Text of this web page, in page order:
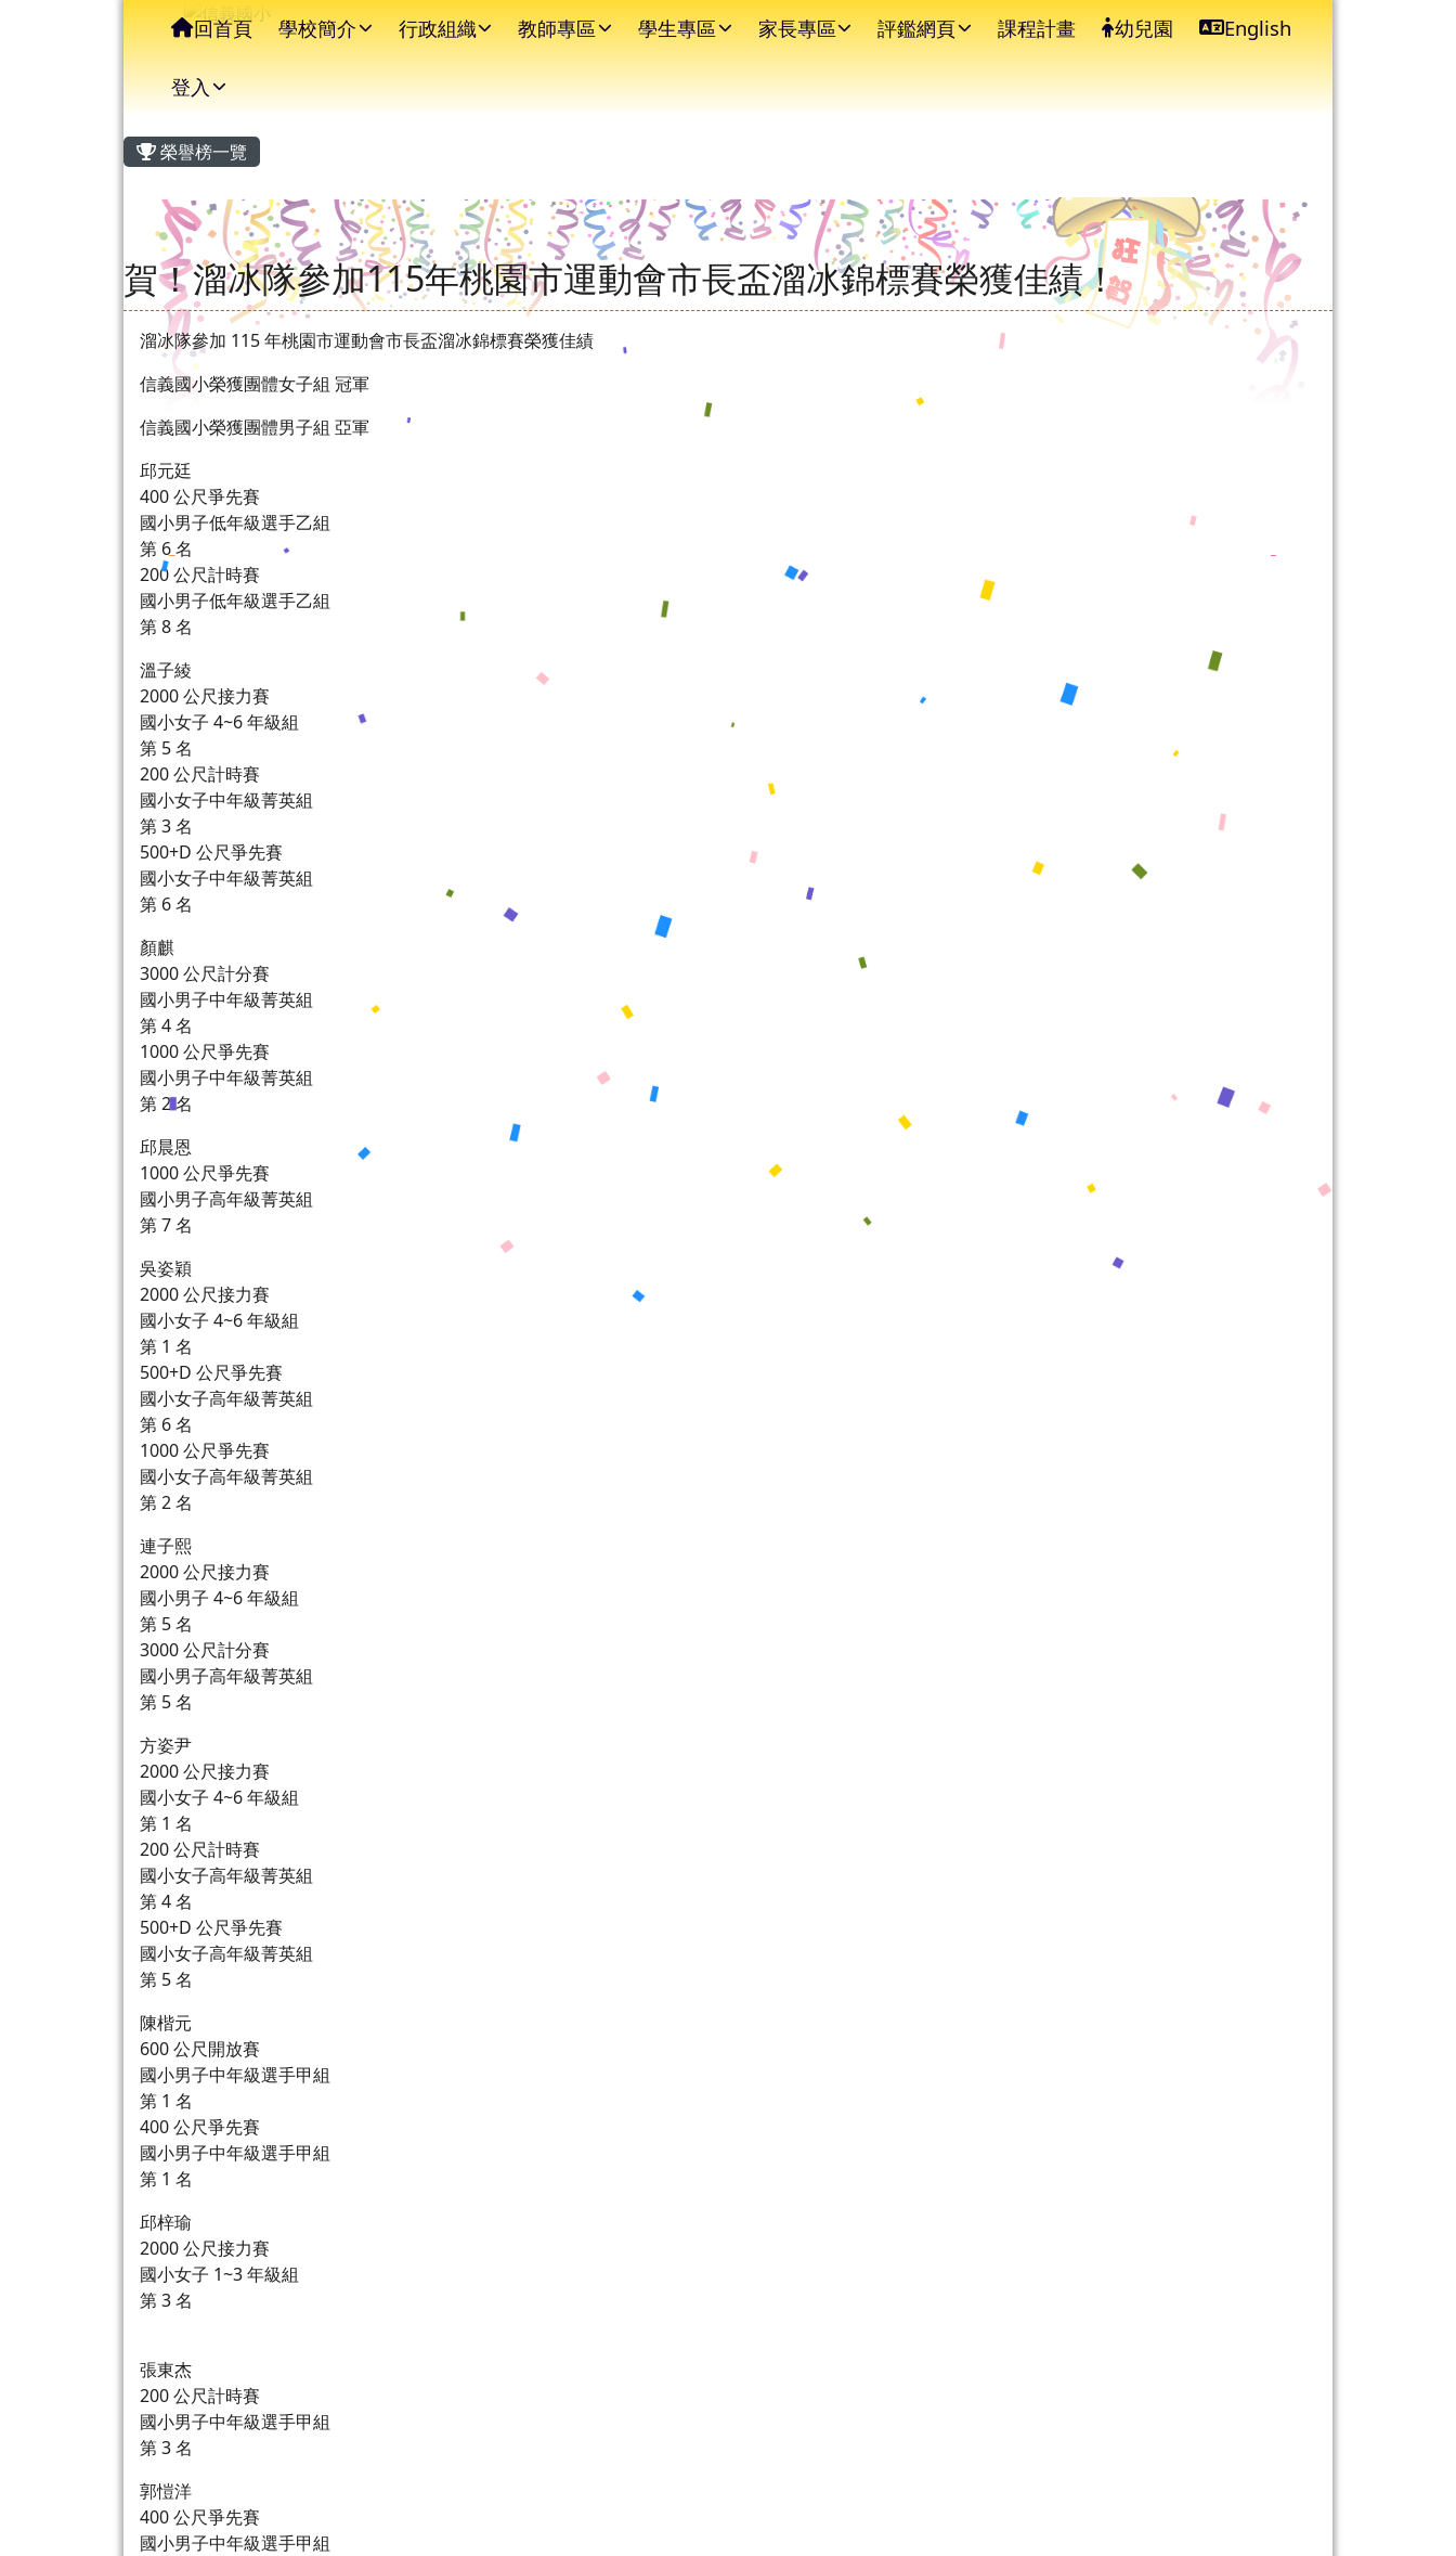
信義國小 ⏸
導覽列
回首頁 學校簡介 行政組織 教師專區 學生專區 家長專區 評鑑網頁 課程計畫 幼兒園 English
登入
主內容區域
榮譽榜一覽
賀！溜冰隊參加115年桃園市運動會市長盃溜冰錦標賽榮獲佳績！
溜冰隊參加 115 年桃園市運動會市長盃溜冰錦標賽榮獲佳績
信義國小榮獲團體女子組 冠軍
信義國小榮獲團體男子組 亞軍
邱元廷
400 公尺爭先賽
國小男子低年級選手乙組
第 6 名
200 公尺計時賽
國小男子低年級選手乙組
第 8 名
溫子綾
2000 公尺接力賽
國小女子 4~6 年級組
第 5 名
200 公尺計時賽
國小女子中年級菁英組
第 3 名
500+D 公尺爭先賽
國小女子中年級菁英組
第 6 名
顏麒
3000 公尺計分賽
國小男子中年級菁英組
第 4 名
1000 公尺爭先賽
國小男子中年級菁英組
第 2 名
邱晨恩
1000 公尺爭先賽
國小男子高年級菁英組
第 7 名
吳姿穎
2000 公尺接力賽
國小女子 4~6 年級組
第 1 名
500+D 公尺爭先賽
國小女子高年級菁英組
第 6 名
1000 公尺爭先賽
國小女子高年級菁英組
第 2 名
連子熙
2000 公尺接力賽
國小男子 4~6 年級組
第 5 名
3000 公尺計分賽
國小男子高年級菁英組
第 5 名
方姿尹
2000 公尺接力賽
國小女子 4~6 年級組
第 1 名
200 公尺計時賽
國小女子高年級菁英組
第 4 名
500+D 公尺爭先賽
國小女子高年級菁英組
第 5 名
陳楷元
600 公尺開放賽
國小男子中年級選手甲組
第 1 名
400 公尺爭先賽
國小男子中年級選手甲組
第 1 名
邱梓瑜
2000 公尺接力賽
國小女子 1~3 年級組
第 3 名
張東杰
200 公尺計時賽
國小男子中年級選手甲組
第 3 名
郭愷洋
400 公尺爭先賽
國小男子中年級選手甲組
頁尾區域